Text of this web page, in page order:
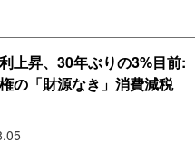
上昇、30年ぶりの3%目前:
の「財源なき」消費減税